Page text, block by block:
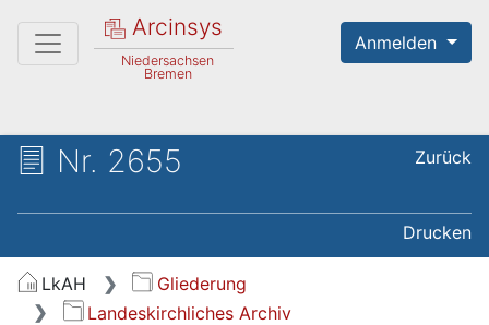
Arcinsys
Niedersachsen
Bremen
Anmelden
Nr. 2655 Zurück
Drucken
LkAH
Gliederung
Landeskirchliches Archiv